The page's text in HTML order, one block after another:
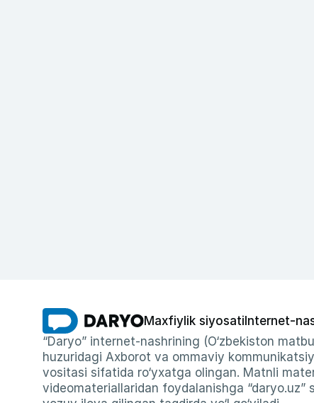
Maxfiylik siyosati Internet-
“Daryo” internet-nashrining (O‘zbekiston
huzuridagi Axborot va ommaviy
vositasi sifatida ro‘yxatga olingan. Matnli
videomateriallaridan foydalanishga